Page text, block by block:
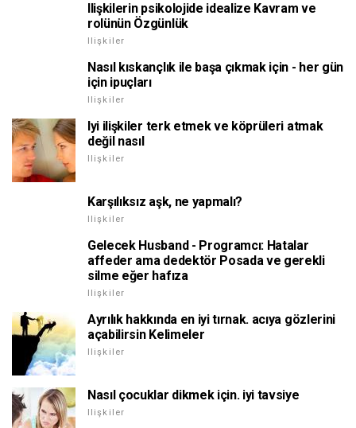
Ilişkilerin psikolojide idealize Kavram ve
rolünün Özgünlük
Ilişkiler
Nasıl kıskançlık ile başa çıkmak için - her gün
için ipuçları
Ilişkiler
Iyi ilişkiler terk etmek ve köprüleri atmak
değil nasıl
Ilişkiler
Karşılıksız aşk, ne yapmalı?
Ilişkiler
Gelecek Husband - Programcı: Hatalar
affeder ama dedektör Posada ve gerekli
silme eğer hafıza
Ilişkiler
Ayrılık hakkında en iyi tırnak. acıya gözlerini
açabilirsin Kelimeler
Ilişkiler
Nasıl çocuklar dikmek için. iyi tavsiye
Ilişkiler